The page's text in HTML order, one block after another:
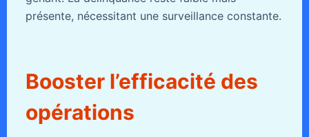
présente, nécessitant une surveillance constante.
Booster l’efficacité des
opérations